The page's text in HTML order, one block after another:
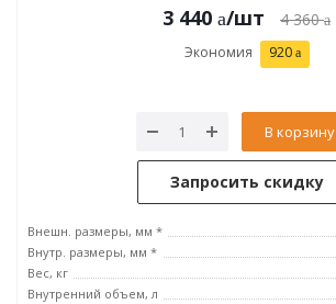
3 440 /шт 4 360
Экономия 920
В корзину
Запросить скидку
Внешн. размеры, мм *
Внутр. размеры, мм *
Вес, кг
Внутренний объем, л